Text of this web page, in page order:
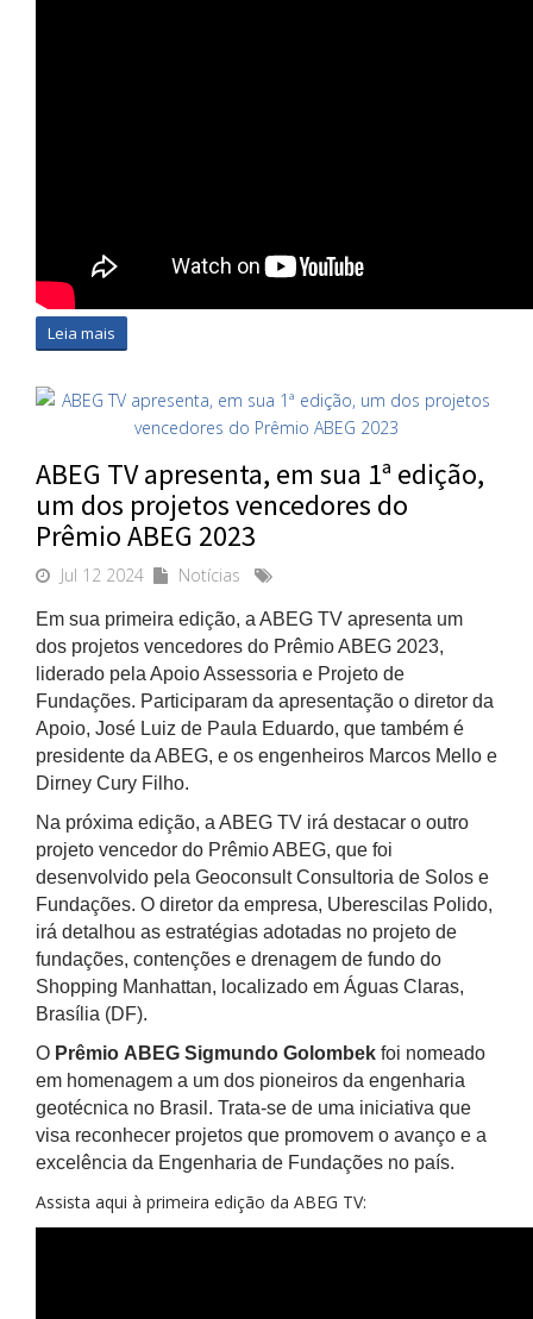
Leia mais
ABEG TV apresenta, em sua 1ª edição,
um dos projetos vencedores do
Prêmio ABEG 2023
Jul 12 2024 Notícias
Em sua primeira edição, a ABEG TV apresenta um
dos projetos vencedores do Prêmio ABEG 2023,
liderado pela Apoio Assessoria e Projeto de
Fundações. Participaram da apresentação o diretor da
Apoio, José Luiz de Paula Eduardo, que também é
presidente da ABEG, e os engenheiros Marcos Mello e
Dirney Cury Filho.
Na próxima edição, a ABEG TV irá destacar o outro
projeto vencedor do Prêmio ABEG, que foi
desenvolvido pela Geoconsult Consultoria de Solos e
Fundações. O diretor da empresa, Uberescilas Polido,
irá detalhou as estratégias adotadas no projeto de
fundações, contenções e drenagem de fundo do
Shopping Manhattan, localizado em Águas Claras,
Brasília (DF).
O Prêmio ABEG Sigmundo Golombek foi nomeado
em homenagem a um dos pioneiros da engenharia
geotécnica no Brasil. Trata-se de uma iniciativa que
visa reconhecer projetos que promovem o avanço e a
excelência da Engenharia de Fundações no país.
Assista aqui à primeira edição da ABEG TV: